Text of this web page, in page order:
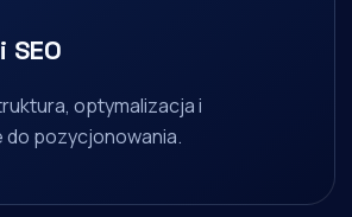
optymalizacja i
pozycjonowania.